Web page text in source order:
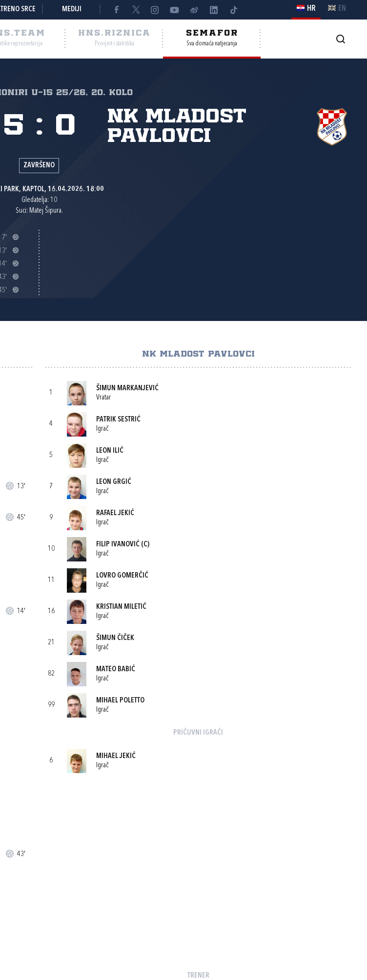
SRCE MEDIJI HR EN
reprezentacije
HNS.RIZNICA
Povijest i statistika
SEMAFOR
Sva domaća natjecanja
U-15 25/26, 20. kolo
NK Mladost
Pavlovci
5 : 0
ZAVRŠENO
PARK, KAPTOL, 16.04.2026. 18:00
Gledatelja: 10
Suci: Matej Šipura.
7'
13'
45'
14'
43'
NK MLADOST PAVLOVCI
1
ŠIMUN MARKANJEVIĆ
Vratar
4
PATRIK SESTRIĆ
Igrač
5
LEON ILIĆ
Igrač
7
LEON GRGIĆ
Igrač
9
RAFAEL JEKIĆ
Igrač
10
FILIP IVANOVIĆ(C)
Igrač
11
LOVRO GOMERČIĆ
Igrač
16
KRISTIAN MILETIĆ
Igrač
21
ŠIMUN ČIČEK
Igrač
82
MATEO BABIĆ
Igrač
99
MIHAEL POLETTO
Igrač
PRIČUVNI IGRAČI
6
MIHAEL JEKIĆ
Igrač
TRENER